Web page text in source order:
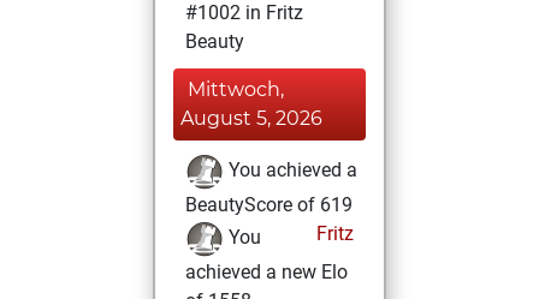
#1002 in Fritz
Beauty
Mittwoch,
August 5, 2026
You achieved a
BeautyScore of 619
Fritz
You
achieved a new Elo